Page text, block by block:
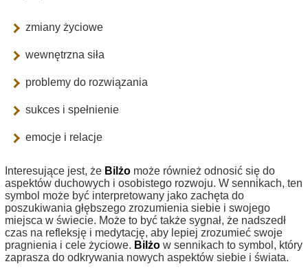
zmiany życiowe
wewnętrzna siła
problemy do rozwiązania
sukces i spełnienie
emocje i relacje
Interesujące jest, że Bilżo może również odnosić się do
aspektów duchowych i osobistego rozwoju. W sennikach, ten
symbol może być interpretowany jako zachęta do
poszukiwania głębszego zrozumienia siebie i swojego
miejsca w świecie. Może to być także sygnał, że nadszedł
czas na refleksję i medytację, aby lepiej zrozumieć swoje
pragnienia i cele życiowe. Bilżo w sennikach to symbol, który
zaprasza do odkrywania nowych aspektów siebie i świata.